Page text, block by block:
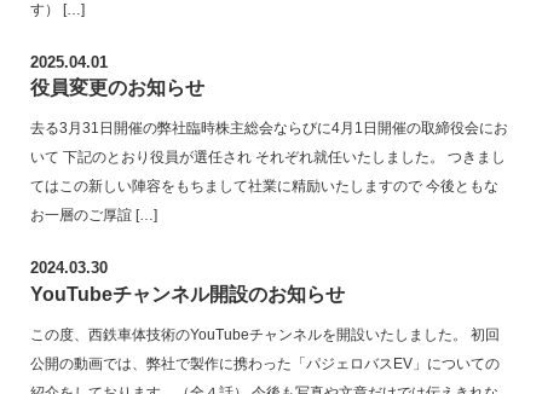
す） […]
2025.04.01
役員変更のお知らせ
去る3月31日開催の弊社臨時株主総会ならびに4月1日開催の取締役会にお
いて 下記のとおり役員が選任され それぞれ就任いたしました。 つきまし
てはこの新しい陣容をもちまして社業に精励いたしますので 今後ともな
お一層のご厚誼 […]
2024.03.30
YouTubeチャンネル開設のお知らせ
この度、西鉄車体技術のYouTubeチャンネルを開設いたしました。 初回
公開の動画では、弊社で製作に携わった「パジェロバスEV」についての